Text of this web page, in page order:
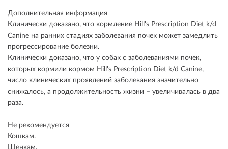
Дополнительная информация
Клинически доказано, что кормление Hill's Prescription Diet k/d
Canine на ранних стадиях заболевания почек может замедлить
прогрессирование болезни.
Клинически доказано, что у собак с заболеваниями почек,
которых кормили кормом Hill's Prescription Diet k/d Canine,
число клинических проявлений заболевания значительно
снижалось, а продолжительность жизни – увеличивалась в два
раза.
Не рекомендуется
Кошкам.
Щенкам.